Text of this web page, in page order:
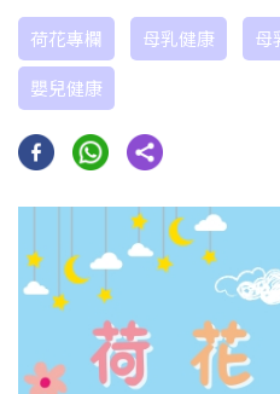
荷花專欄 母乳健康 母
嬰兒健康